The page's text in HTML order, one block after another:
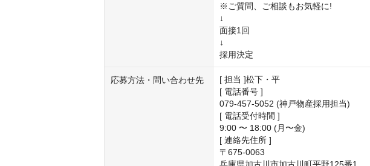
※ご質問、ご相談もお気軽に!
↓
面接1回
↓
採用決定
応募方法・問い合わせ先
[ 担当 ]松下・平
[ 電話番号 ]
079-457-5052 (神戸物産採用担当)
[ 電話受付時間 ]
9:00 〜 18:00 (月〜金)
[ 連絡先住所 ]
〒675-0063
兵庫県加古川市加古川町平野125番1